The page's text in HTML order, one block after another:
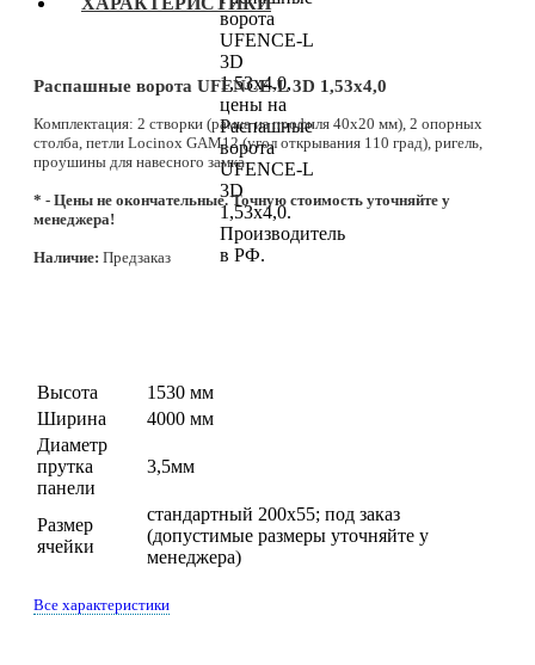
Распашные ворота UFENCE-L 3D 1,53х4,0
Комплектация: 2 створки (рамка из профиля 40х20 мм), 2 опорных
столба, петли Locinox GAM12 (угол открывания 110 град), ригель,
проушины для навесного замка
* - Цены не окончательные. Точную стоимость уточняйте у
менеджера!
Наличие: Предзаказ
Высота
1530 мм
Ширина
4000 мм
Диаметр
прутка
панели
3,5мм
Размер
ячейки
стандартный 200х55; под заказ
(допустимые размеры уточняйте у
менеджера)
Все характеристики